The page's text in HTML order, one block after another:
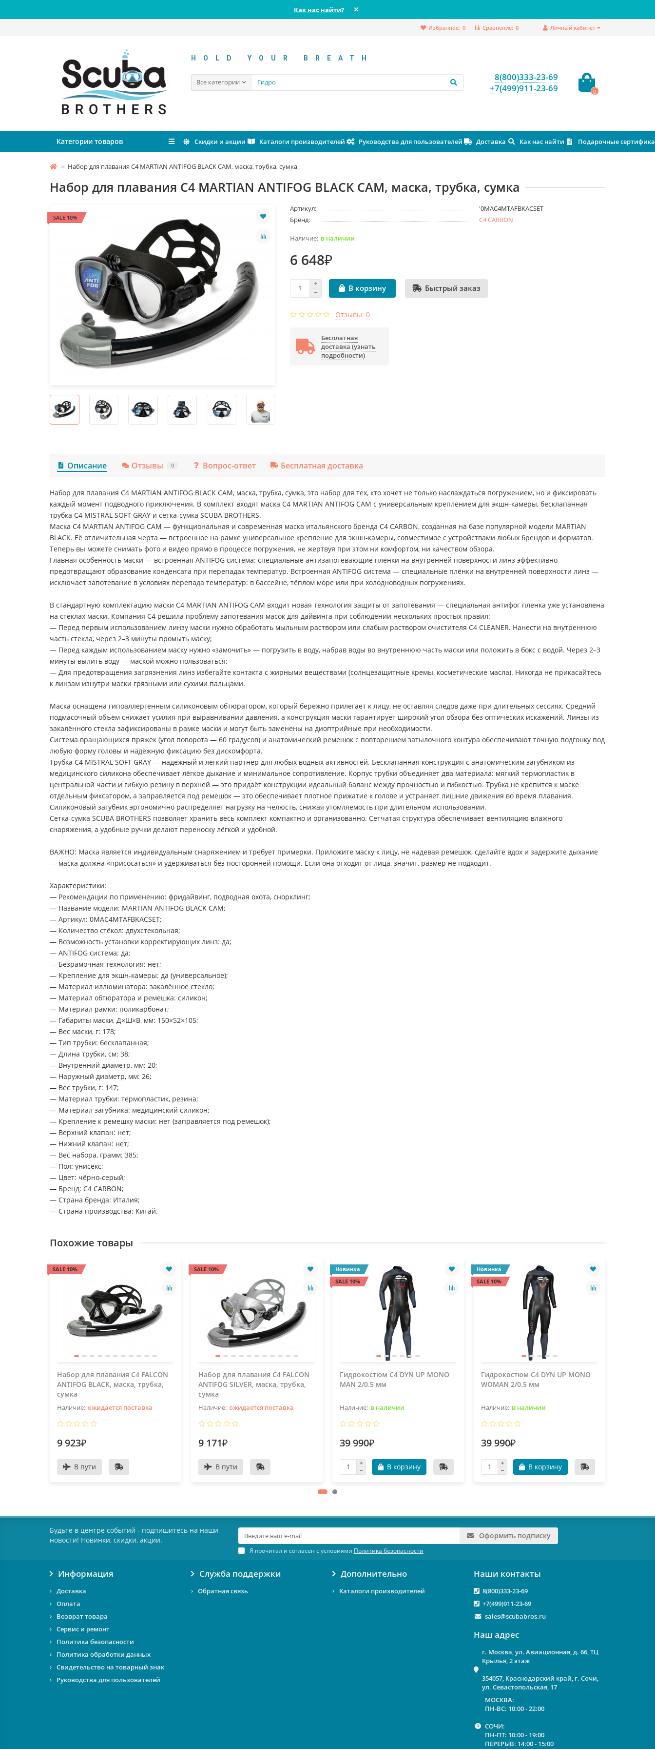
Как нас найти?
Личный кабинет
Сравнение: 0
Избранное: 0
HOLD YOUR BREATH
Все категории
8(800)333-23-69
+7(499)911-23-69
0
Категории товаров Скидки и акции Каталоги производителей Руководства для пользователей Доставка Как нас найти Подарочные
Набор для плавания C4 MARTIAN ANTIFOG BLACK CAM, маска, трубка, сумка
Набор для плавания C4 MARTIAN ANTIFOG BLACK CAM, маска, трубка, сумка
SALE 10%
Артикул:
'0MAC4MTAFBKACSET
Бренд:
C4 CARBON
в наличии
6 648₽
В корзину Быстрый заказ
Отзывы: 0
Бесплатная
доставка (узнать
подробности)
Описание Отзывы 0 Вопрос-ответ Бесплатная доставка
Набор для плавания C4 MARTIAN ANTIFOG BLACK CAM, маска, трубка, сумка, это набор для тех, кто хочет не только наслаждаться погружением, но и фиксировать
каждый момент подводного приключения. В комплект входят маска C4 MARTIAN ANTIFOG CAM с универсальным креплением для экшн-камеры, бесклапанная
трубка C4 MISTRAL SOFT GRAY и сетка-сумка SCUBA BROTHERS.
Маска C4 MARTIAN ANTIFOG CAM — функциональная и современная маска итальянского бренда C4 CARBON, созданная на базе популярной модели MARTIAN
BLACK. Её отличительная черта — встроенное на рамке универсальное крепление для экшн-камеры, совместимое с устройствами любых брендов и форматов.
Теперь вы можете снимать фото и видео прямо в процессе погружения, не жертвуя при этом ни комфортом, ни качеством обзора.
Главная особенность маски — встроенная ANTIFOG система: специальные антизапотевающие плёнки на внутренней поверхности линз эффективно
предотвращают образование конденсата при перепадах температур. Встроенная ANTIFOG система — специальные плёнки на внутренней поверхности линз —
исключает запотевание в условиях перепада температур: в бассейне, тёплом море или при холодноводных погружениях.
В стандартную комплектацию маски C4 MARTIAN ANTIFOG CAM входит новая технология защиты от запотевания — специальная антифог пленка уже установлена
на стеклах маски. Компания C4 решила проблему запотевания масок для дайвинга при соблюдении нескольких простых правил:
— Перед первым использованием линзу маски нужно обработать мыльным раствором или слабым раствором очистителя C4 CLEANER. Нанести на внутреннюю
часть стекла, через 2–3 минуты промыть маску;
— Перед каждым использованием маску нужно «замочить» — погрузить в воду, набрав воды во внутреннюю часть маски или положить в бокс с водой. Через 2–3
минуты вылить воду — маской можно пользоваться;
— Для предотвращения загрязнения линз избегайте контакта с жирными веществами (солнцезащитные кремы, косметические масла). Никогда не прикасайтесь
к линзам изнутри маски грязными или сухими пальцами.
Маска оснащена гипоаллергенным силиконовым обтюратором, который бережно прилегает к лицу, не оставляя следов даже при длительных сессиях. Средний
подмасочный объём снижает усилия при выравнивании давления, а конструкция маски гарантирует широкий угол обзора без оптических искажений. Линзы из
закалённого стекла зафиксированы в рамке маски и могут быть заменены на диоптрийные при необходимости.
Система вращающихся пряжек (угол поворота — 60 градусов) и анатомический ремешок с повторением затылочного контура обеспечивают точную подгонку под
любую форму головы и надёжную фиксацию без дискомфорта.
Трубка C4 MISTRAL SOFT GRAY — надёжный и лёгкий партнёр для любых водных активностей. Бесклапанная конструкция с анатомическим загубником из
медицинского силикона обеспечивает лёгкое дыхание и минимальное сопротивление. Корпус трубки объединяет два материала: мягкий термопластик в
центральной части и гибкую резину в верхней — это придаёт конструкции идеальный баланс между прочностью и гибкостью. Трубка не крепится к маске
отдельным фиксатором, а заправляется под ремешок — это обеспечивает плотное прижатие к голове и устраняет лишние движения во время плавания.
Силиконовый загубник эргономично распределяет нагрузку на челюсть, снижая утомляемость при длительном использовании.
Сетка-сумка SCUBA BROTHERS позволяет хранить весь комплект компактно и организованно. Сетчатая структура обеспечивает вентиляцию влажного
снаряжения, а удобные ручки делают переноску лёгкой и удобной.
ВАЖНО: Маска является индивидуальным снаряжением и требует примерки. Приложите маску к лицу, не надевая ремешок, сделайте вдох и задержите дыхание
— маска должна «присосаться» и удерживаться без посторонней помощи. Если она отходит от лица, значит, размер не подходит.
Характеристики:
— Рекомендации по применению: фридайвинг, подводная охота, снорклинг;
— Название модели: MARTIAN ANTIFOG BLACK CAM;
— Артикул: 0MAC4MTAFBKACSET;
— Количество стёкол: двухстекольная;
— Возможность установки корректирующих линз: да;
— ANTIFOG система: да;
— Безрамочная технология: нет;
— Крепление для экшн-камеры: да (универсальное);
— Материал иллюминатора: закалённое стекло;
— Материал обтюратора и ремешка: силикон;
— Материал рамки: поликарбонат;
— Габариты маски, Д×Ш×В, мм: 150×52×105;
— Вес маски, г: 178;
— Тип трубки: бесклапанная;
— Длина трубки, см: 38;
— Внутренний диаметр, мм: 20;
— Наружный диаметр, мм: 26;
— Вес трубки, г: 147;
— Материал трубки: термопластик, резина;
— Материал загубника: медицинский силикон;
— Крепление к ремешку маски: нет (заправляется под ремешок);
— Верхний клапан: нет;
— Нижний клапан: нет;
— Вес набора, грамм: 385;
— Пол: унисекс;
— Цвет: чёрно-серый;
— Бренд: C4 CARBON;
— Страна бренда: Италия;
— Страна производства: Китай.
Похожие товары
SALE 10%
Набор для плавания C4 FALCON
ANTIFOG BLACK, маска, трубка,
сумка
ожидается поставка
9 923₽
В пути
SALE 10%
Набор для плавания C4 FALCON
ANTIFOG SILVER, маска, трубка,
сумка
ожидается поставка
9 171₽
В пути
Новинка
SALE 10%
Гидрокостюм C4 DYN UP MONO
MAN 2/0.5 мм
в наличии
39 990₽
В корзину
Новинка
SALE 10%
Гидрокостюм C4 DYN UP MONO
WOMAN 2/0.5 мм
в наличии
39 990₽
В корзину
Будьте в центре событий - подпишитесь на наши
новости! Новинки, скидки, акции.
Оформить подписку
Я прочитал и согласен с условиями Политика безопасности
Информация
Доставка
Оплата
Возврат товара
Сервис и ремонт
Политика безопасности
Политика обработки данных
Свидетельство на товарный знак
Руководства для пользователей
Служба поддержки
Обратная связь
Дополнительно
Каталоги производителей
Наши контакты
8(800)333-23-69
+7(499)911-23-69
sales@scubabros.ru
Наш адрес
г. Москва, ул. Авиационная, д. 66, ТЦ
Крылья, 2 этаж
354057, Краснодарский край, г. Сочи,
ул. Севастопольская, 17
МОСКВА:
ПН-ВС: 10:00 - 22:00
СОЧИ:
ПН-ПТ: 10:00 - 19:00
ПЕРЕРЫВ: 14:00 - 15:00